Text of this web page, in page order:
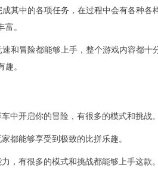
其中的各项任务，在过程中会有各种各
。
和冒险都能够上手，整个游戏内容都十
。
中开启你的冒险，有很多的模式和挑战。
都能够享受到极致的比拼乐趣。
，有很多的模式和挑战都能够上手这款。